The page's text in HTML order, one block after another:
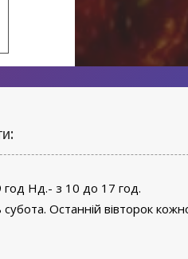
год Нд.- з 10 до 17 год.
субота. Останній вівторок